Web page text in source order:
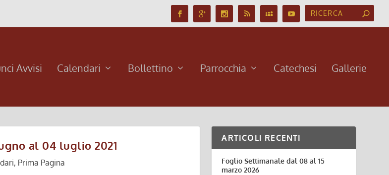
Avvisi Calendari Bollettino Parrocchia Catechesi Gallerie
al 04 luglio 2021
, Prima Pagina
ARTICOLI RECENTI
Foglio Settimanale dal 08 al 15
marzo 2026